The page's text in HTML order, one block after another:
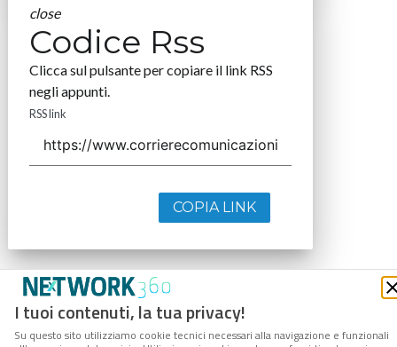
I tuoi contenuti, la tua privacy!
Su questo sito utilizziamo cookie tecnici necessari alla navigazione e funzionali
close
Codice Rss
Clicca sul pulsante per copiare il link RSS
negli appunti.
RSS link
COPIA LINK